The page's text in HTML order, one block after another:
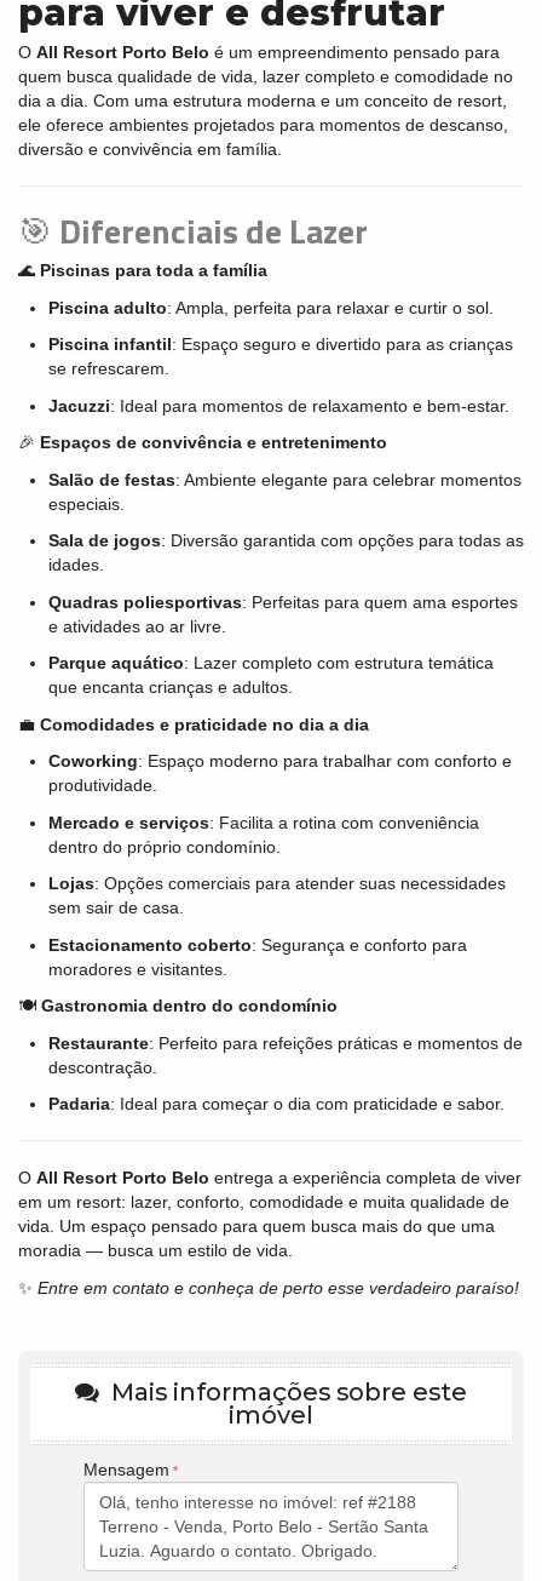
para viver e desfrutar
O All Resort Porto Belo é um empreendimento pensado para
quem busca qualidade de vida, lazer completo e comodidade no
dia a dia. Com uma estrutura moderna e um conceito de resort,
ele oferece ambientes projetados para momentos de descanso,
diversão e convivência em família.
🎯 Diferenciais de Lazer
🌊 Piscinas para toda a família
Piscina adulto: Ampla, perfeita para relaxar e curtir o sol.
Piscina infantil: Espaço seguro e divertido para as crianças
se refrescarem.
Jacuzzi: Ideal para momentos de relaxamento e bem-estar.
🎉 Espaços de convivência e entretenimento
Salão de festas: Ambiente elegante para celebrar momentos
especiais.
Sala de jogos: Diversão garantida com opções para todas as
idades.
Quadras poliesportivas: Perfeitas para quem ama esportes
e atividades ao ar livre.
Parque aquático: Lazer completo com estrutura temática
que encanta crianças e adultos.
💼 Comodidades e praticidade no dia a dia
Coworking: Espaço moderno para trabalhar com conforto e
produtividade.
Mercado e serviços: Facilita a rotina com conveniência
dentro do próprio condomínio.
Lojas: Opções comerciais para atender suas necessidades
sem sair de casa.
Estacionamento coberto: Segurança e conforto para
moradores e visitantes.
🍽️ Gastronomia dentro do condomínio
Restaurante: Perfeito para refeições práticas e momentos de
descontração.
Padaria: Ideal para começar o dia com praticidade e sabor.
O All Resort Porto Belo entrega a experiência completa de viver
em um resort: lazer, conforto, comodidade e muita qualidade de
vida. Um espaço pensado para quem busca mais do que uma
moradia — busca um estilo de vida.
✨ Entre em contato e conheça de perto esse verdadeiro paraíso!
Mais informações sobre este
imóvel
Mensagem